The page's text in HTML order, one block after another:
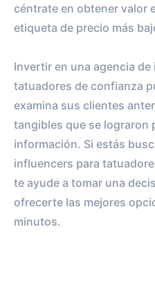
céntrate en obtener valor
etiqueta de precio más
Invertir en una agencia
tatuadores de confianza
examina sus clientes
tangibles que se lograron
información. Si estás
influencers para
te ayude a tomar una
ofrecerte las mejores
minutos.